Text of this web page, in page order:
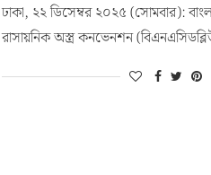
ঢাকা, ২২ ডিসেম্বর ২০২৫ (সোমবার):
রাসায়নিক অস্ত্র কনভেনশন